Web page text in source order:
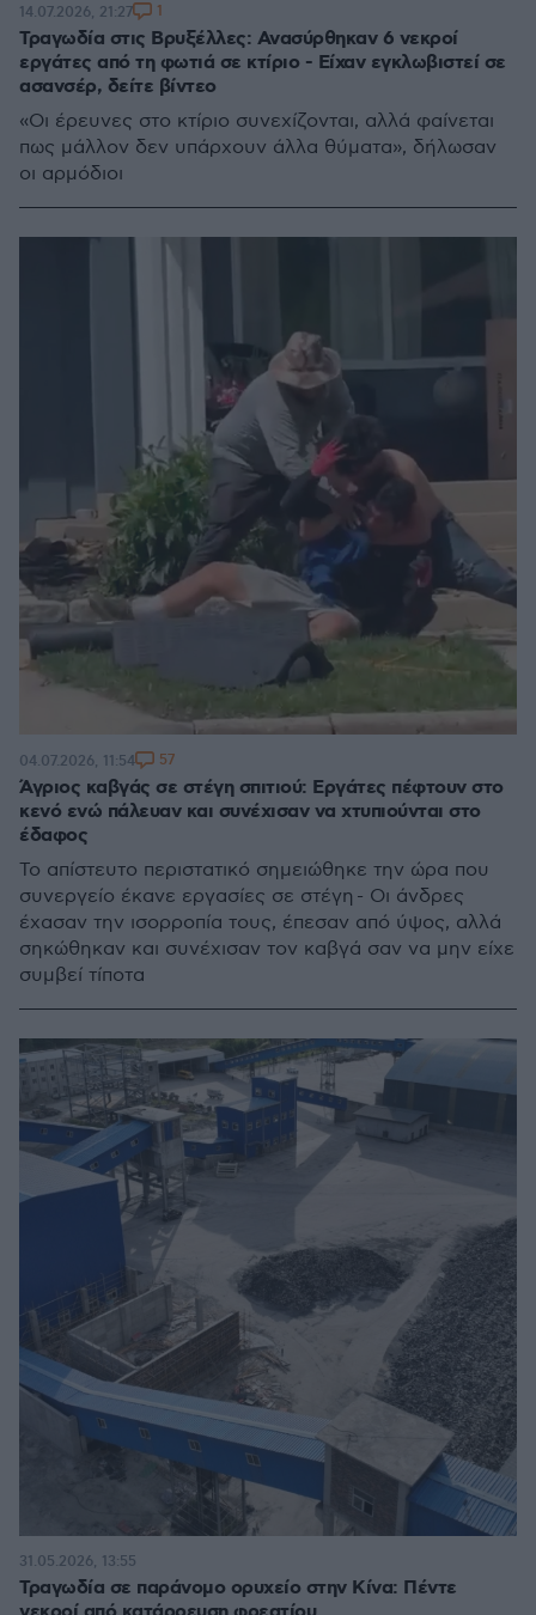
Τραγωδία στις Βρυξέλλες: Ανασύρθηκαν 6 νεκροί
εργάτες από τη φωτιά σε κτίριο - Είχαν εγκλωβιστεί σε
ασανσέρ, δείτε βίντεο
«Οι έρευνες στο κτίριο συνεχίζονται, αλλά φαίνεται
πως μάλλον δεν υπάρχουν άλλα θύματα», δήλωσαν
οι αρμόδιοι
14.07.2026, 21:27 1
Άγριος καβγάς σε στέγη σπιτιού: Εργάτες πέφτουν στο
κενό ενώ πάλευαν και συνέχισαν να χτυπιούνται στο
έδαφος
Το απίστευτο περιστατικό σημειώθηκε την ώρα που
συνεργείο έκανε εργασίες σε στέγη - Οι άνδρες
έχασαν την ισορροπία τους, έπεσαν από ύψος, αλλά
σηκώθηκαν και συνέχισαν τον καβγά σαν να μην είχε
συμβεί τίποτα
04.07.2026, 11:54 57
Τραγωδία σε παράνομο ορυχείο στην Κίνα: Πέντε
31.05.2026, 13:55